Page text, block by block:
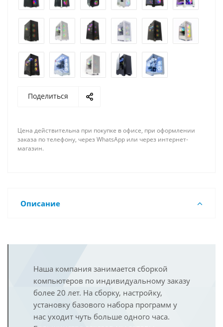
Поделиться
Цена действительна при покупке в офисе, при оформлении
заказа по телефону, через WhatsApp или через интернет-
магазин.
Описание
Наша компания занимается сборкой
компьютеров по индивидуальному заказу
более 20 лет. На сборку, настройку,
установку базового набора программ у
нас уходит чуть больше одного часа.